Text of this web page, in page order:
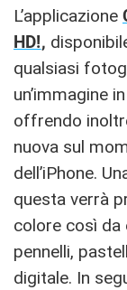
L’applicazione
HD!,
qualsiasi
un’immagine
offrendo
nuova sul
dell’iPhone.
questa verrà
colore così da
pennelli,
digitale. In